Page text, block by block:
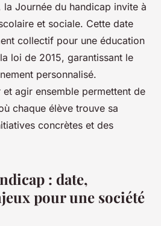
la Journée du handicap invite à
et sociale. Cette date
collectif pour une éducation
loi de 2015, garantissant le
personnalisé.
et agir ensemble permettent de
chaque élève trouve sa
concrètes et des
: date,
pour une société